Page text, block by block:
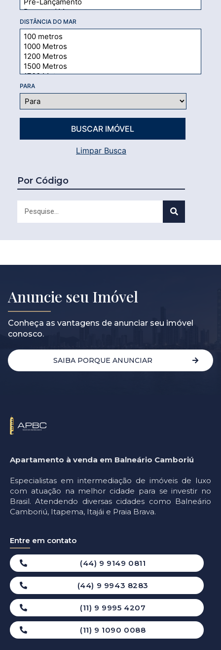
DISTÂNCIA DO MAR
PARA
Limpar Busca
Por Código
Anuncie seu Imóvel
Conheça as vantagens de anunciar seu imóvel
conosco.
SAIBA PORQUE ANUNCIAR
Apartamento à venda em Balneário Camboriú
Especialistas em intermediação de imóveis de luxo
com atuação na melhor cidade para se investir no
Brasil. Atendendo diversas cidades como Balneário
Camboriú, Itapema, Itajái e Praia Brava.
Entre em contato
(44) 9 9149 0811
(44) 9 9943 8283
(11) 9 9995 4207
(11) 9 1090 0088